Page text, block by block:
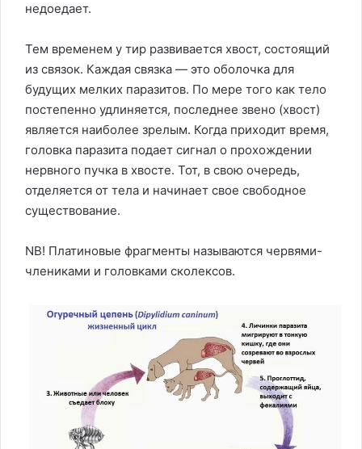
недоедает.
Тем временем у тир развивается хвост, состоящий
из связок. Каждая связка — это оболочка для
будущих мелких паразитов. По мере того как тело
постепенно удлиняется, последнее звено (хвост)
является наиболее зрелым. Когда приходит время,
головка паразита подает сигнал о прохождении
нервного пучка в хвосте. Тот, в свою очередь,
отделяется от тела и начинает свое свободное
существование.
NB! Платиновые фрагменты называются червями-
члениками и головками сколексов.